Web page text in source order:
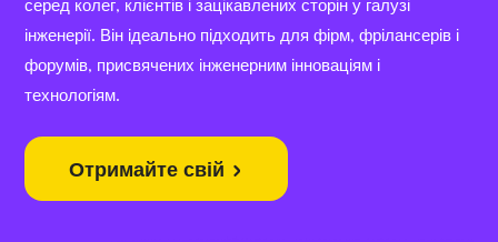
серед колег, клієнтів і зацікавлених сторін у галузі
інженерії. Він ідеально підходить для фірм, фрілансерів і
форумів, присвячених інженерним інноваціям і
технологіям.
Отримайте свій